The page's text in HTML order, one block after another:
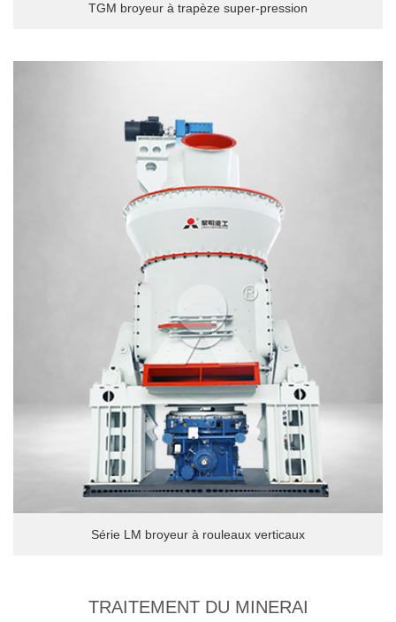
TGM broyeur à trapèze super-pression
Série LM broyeur à rouleaux verticaux
TRAITEMENT DU MINERAI